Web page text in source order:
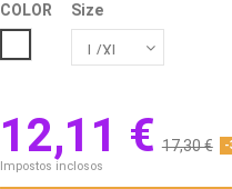
COLOR
Size
12,11 € 17,30 €
-
Impostos inclosos